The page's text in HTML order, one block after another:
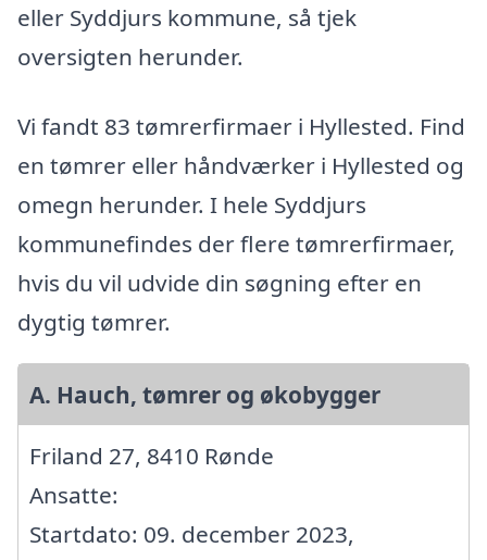
eller Syddjurs kommune, så tjek
oversigten herunder.
Vi fandt 83 tømrerfirmaer i Hyllested. Find
en tømrer eller håndværker i Hyllested og
omegn herunder. I hele Syddjurs
kommunefindes der flere tømrerfirmaer,
hvis du vil udvide din søgning efter en
dygtig tømrer.
A. Hauch, tømrer og økobygger
Friland 27, 8410 Rønde
Ansatte:
Startdato: 09. december 2023,